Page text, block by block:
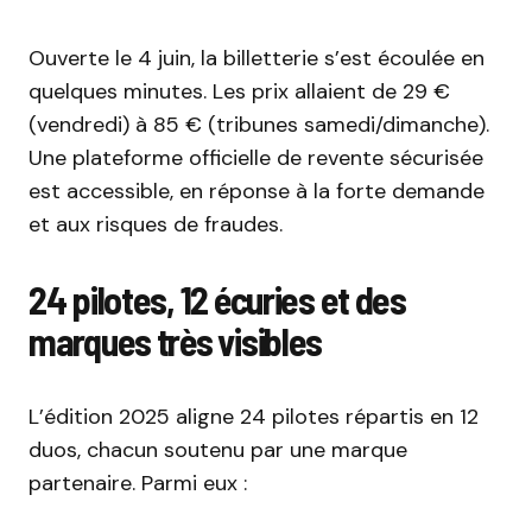
Ouverte le 4 juin, la billetterie s’est écoulée en
quelques minutes. Les prix allaient de 29 €
(vendredi) à 85 € (tribunes samedi/dimanche).
Une plateforme officielle de revente sécurisée
est accessible, en réponse à la forte demande
et aux risques de fraudes.
24 pilotes, 12 écuries et des
marques très visibles
L’édition 2025 aligne 24 pilotes répartis en 12
duos, chacun soutenu par une marque
partenaire. Parmi eux :